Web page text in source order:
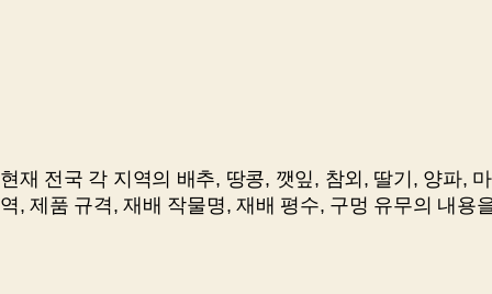
현재 전국 각 지역의 배추, 땅콩, 깻잎, 참외, 딸기, 양파,
역, 제품 규격, 재배 작물명, 재배 평수, 구멍 유무의 내용